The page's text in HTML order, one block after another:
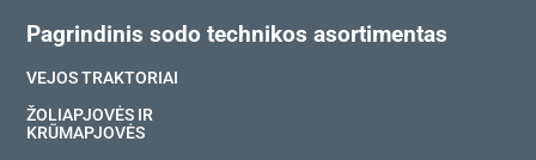
Pagrindinis sodo technikos asortimentas
VEJOS TRAKTORIAI
ŽOLIAPJOVĖS IR
KRŪMAPJOVĖS